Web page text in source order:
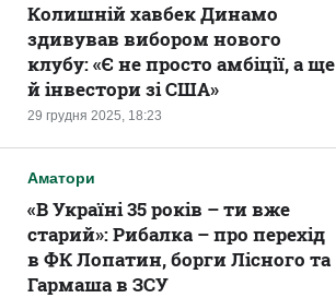
29 грудня 2025, 18:23
Колишній хавбек Динамо
здивував вибором нового
клубу: «Є не просто амбіції, а ще
й інвестори зі США‎»
Аматори
«В Україні 35 років – ти вже
старий»: Рибалка – про перехід
в ФК Лопатин, борги Лісного та
Гармаша в ЗСУ